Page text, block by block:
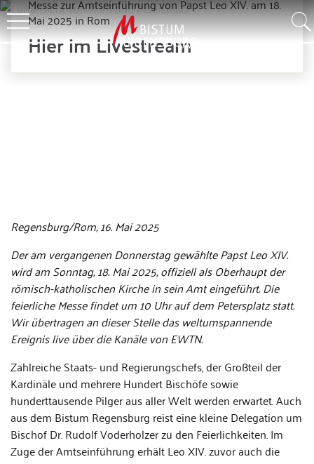
Messe zur Amtseinführung von Papst Leo XIV. am 18.
Mai 2025 in Rom
Hier im Livestream©Noppasinw – stock.adobe.com
Regensburg/Rom, 16. Mai 2025
Der am vergangenen Donnerstag gewählte Papst Leo XIV.
wird am Sonntag, 18. Mai 2025, offiziell als Oberhaupt der
römisch-katholischen Kirche in sein Amt eingeführt. Die
feierliche Messe findet um 10 Uhr auf dem Petersplatz statt.
Wir übertragen an dieser Stelle das weltumspannende
Ereignis live über die Kanäle von EWTN.
Zahlreiche Staats- und Regierungschefs, der Großteil der
Kardinäle und mehrere Hundert Bischöfe sowie
hunderttausende Pilger aus aller Welt werden erwartet. Auch
aus dem Bistum Regensburg reist eine kleine Delegation um
Bischof Dr. Rudolf Voderholzer zu den Feierlichkeiten. Im
Zuge der Amtseinführung erhält Leo XIV. zuvor auch die